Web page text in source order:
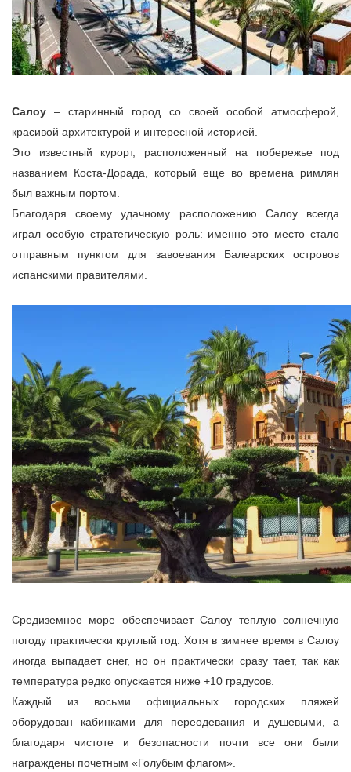
Салоу – старинный город со своей особой атмосферой,
красивой архитектурой и интересной историей.
Это известный курорт, расположенный на побережье под
названием Коста-Дорада, который еще во времена римлян
был важным портом.
Благодаря своему удачному расположению Салоу всегда
играл особую стратегическую роль: именно это место стало
отправным пунктом для завоевания Балеарских островов
испанскими правителями.
Средиземное море обеспечивает Салоу теплую солнечную
погоду практически круглый год. Хотя в зимнее время в Салоу
иногда выпадает снег, но он практически сразу тает, так как
температура редко опускается ниже +10 градусов.
Каждый из восьми официальных городских пляжей
оборудован кабинками для переодевания и душевыми, а
благодаря чистоте и безопасности почти все они были
награждены почетным «Голубым флагом».